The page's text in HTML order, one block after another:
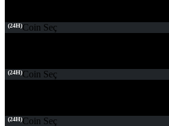
(24H)Coin Seç
(24H)Coin Seç
(24H)Coin Seç